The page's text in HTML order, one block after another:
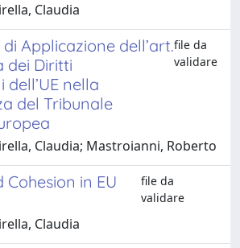
Claudia
Applicazione dell’art.
dei Diritti
nella
del Tribunale
file da
validare
Claudia; Mastroianni, Roberto
in EU
file da
validare
Claudia